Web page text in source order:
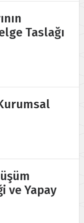
Taslağı
ve Yapay